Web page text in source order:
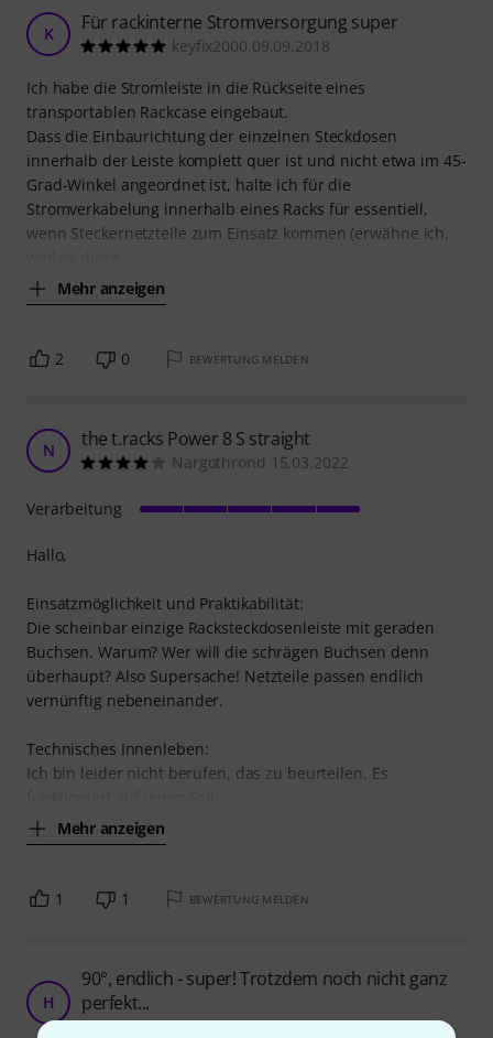
K Für rackinterne Stromversorgung super
keyfix2000 09.09.2018
Ich habe die Stromleiste in die Rückseite eines
transportablen Rackcase eingebaut.
Dass die Einbaurichtung der einzelnen Steckdosen
innerhalb der Leiste komplett quer ist und nicht etwa im 45-
Grad-Winkel angeordnet ist, halte ich für die
Stromverkabelung innerhalb eines Racks für essentiell,
wenn Steckernetzteile zum Einsatz kommen (erwähne ich,
Mehr anzeigen
2 0 BEWERTUNG MELDEN
N the t.racks Power 8 S straight
Nargothrond 15.03.2022
Hallo,
Einsatzmöglichkeit und Praktikabilität:
Die scheinbar einzige Racksteckdosenleiste mit geraden
Buchsen. Warum? Wer will die schrägen Buchsen denn
überhaupt? Also Supersache! Netzteile passen endlich
vernünftig nebeneinander.
Technisches Innenleben:
Ich bin leider nicht berufen, das zu beurteilen. Es
Mehr anzeigen
Verarbeitung
1 1 BEWERTUNG MELDEN
H
90°, endlich - super! Trotzdem noch nicht ganz
perfekt...
Howy 02.05.2022